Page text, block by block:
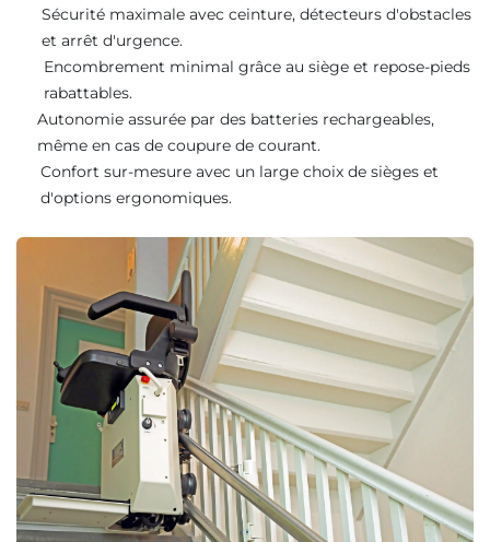
Sécurité maximale avec ceinture, détecteurs d'obstacles
et arrêt d'urgence.
Encombrement minimal grâce au siège et repose-pieds
rabattables.
Autonomie assurée par des batteries rechargeables,
même en cas de coupure de courant.
Confort sur-mesure avec un large choix de sièges et
d'options ergonomiques.